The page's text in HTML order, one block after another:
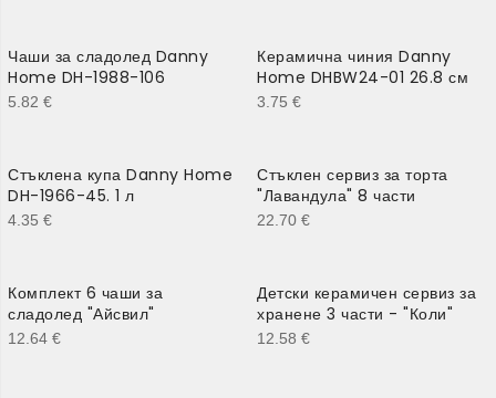
Чаши за сладолед Danny
Home DH-1988-106
5.82 €
Керамична чиния Danny
Home DHBW24-01 26.8 см
3.75 €
Стъклена купа Danny Home
DH-1966-45. 1 л
4.35 €
Стъклен сервиз за торта
"Лавандула" 8 части
22.70 €
Комплект 6 чаши за
сладолед "Айсвил"
12.64 €
Детски керамичен сервиз за
хранене 3 части - "Коли"
12.58 €